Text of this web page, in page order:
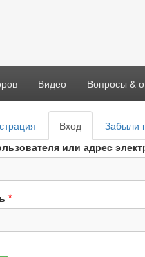
Видео Вопросы &
Вход(активная
вкладка)
Забыли
или адрес
*